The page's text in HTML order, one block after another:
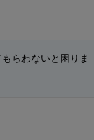
らわないと困りま